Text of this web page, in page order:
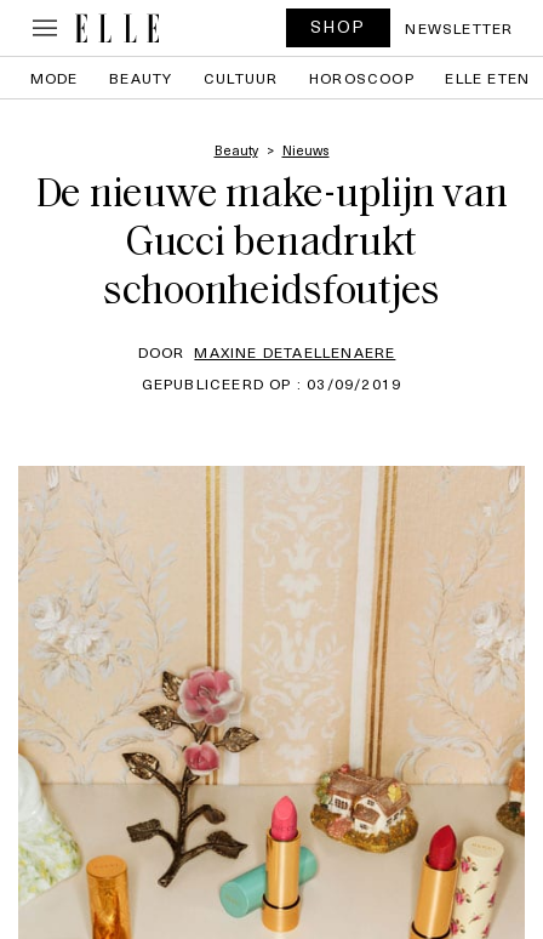
SHOP NEWSLETTER
MODE BEAUTY CULTUUR HOROSCOOP ELLE ETEN
Beauty Nieuws
De nieuwe make-uplijn van
Gucci benadrukt
schoonheidsfoutjes
DOOR MAXINE DETAELLENAERE
GEPUBLICEERD OP : 03/09/2019